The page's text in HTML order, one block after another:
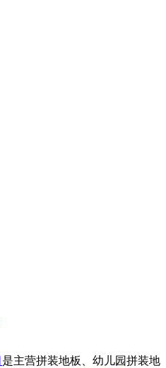
是主营拼装地板、幼儿园拼装地